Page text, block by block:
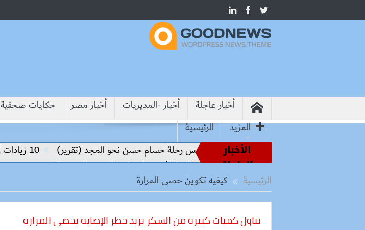
أخبار عاجلة أخبار -المديريات أخبار مصر حكايات صحفية
المزيد
الرئيسية
الأخبار
العاجلة
من أساطير الملاعب إلى قيادة الفراعنة.. كواليس رحلة حسام حسن نحو المجد (تقرير) 10 زيادات في 10 سنوات.. هل حان الوقت لرفع دعم البنزين نهائيا؟
وزير الإنتاج الحربي: لا تهاون مع الشركات المتقاعسة في تنفيذ مشروعات “حياة كريمة”
الرئيسية كيفيه تكوين حصى المرارة
تناول كميات كبيرة من السكر يزيد خطر الإصابة بحصى المرارة